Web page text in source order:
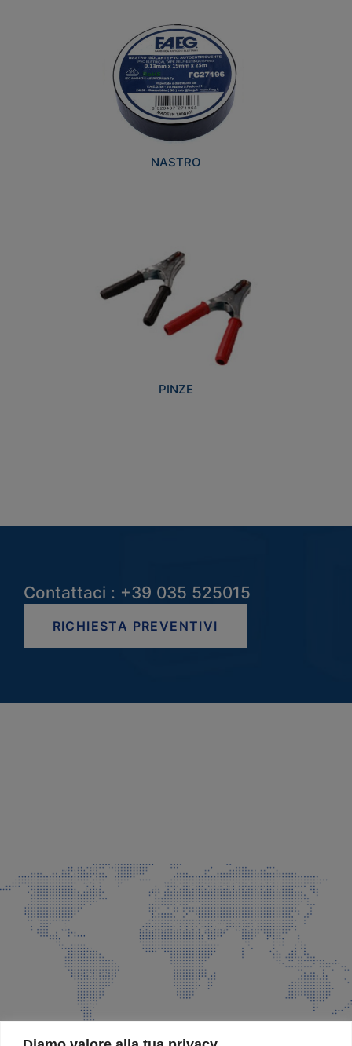
NASTRO
PINZE
Contattaci : +39 035 525015
RICHIESTA PREVENTIVI
info@faeg.it
COMMERCIALE E SPEDIZIONI
Via Padre Elzi, 32 Grassobbio (BG)
035 525015
035 335037
info@faeg.it
SITE MAP